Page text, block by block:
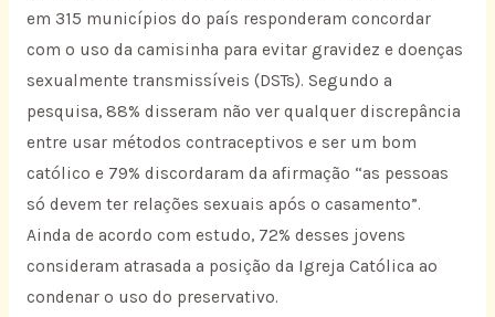
em 315 municípios do país responderam concordar
com o uso da camisinha para evitar gravidez e doenças
sexualmente transmissíveis (DSTs). Segundo a
pesquisa, 88% disseram não ver qualquer discrepância
entre usar métodos contraceptivos e ser um bom
católico e 79% discordaram da afirmação “as pessoas
só devem ter relações sexuais após o casamento”.
Ainda de acordo com estudo, 72% desses jovens
consideram atrasada a posição da Igreja Católica ao
condenar o uso do preservativo.